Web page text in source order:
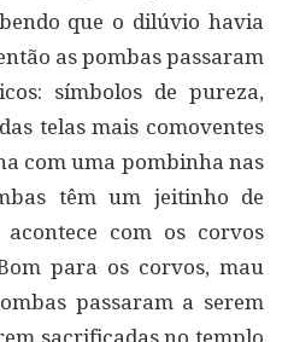
que o dilúvio havia
as pombas passaram
símbolos de pureza,
telas mais comoventes
com uma pombinha nas
têm um jeitinho de
com os corvos
para os corvos, mau
passaram a serem
sacrificadas no templo